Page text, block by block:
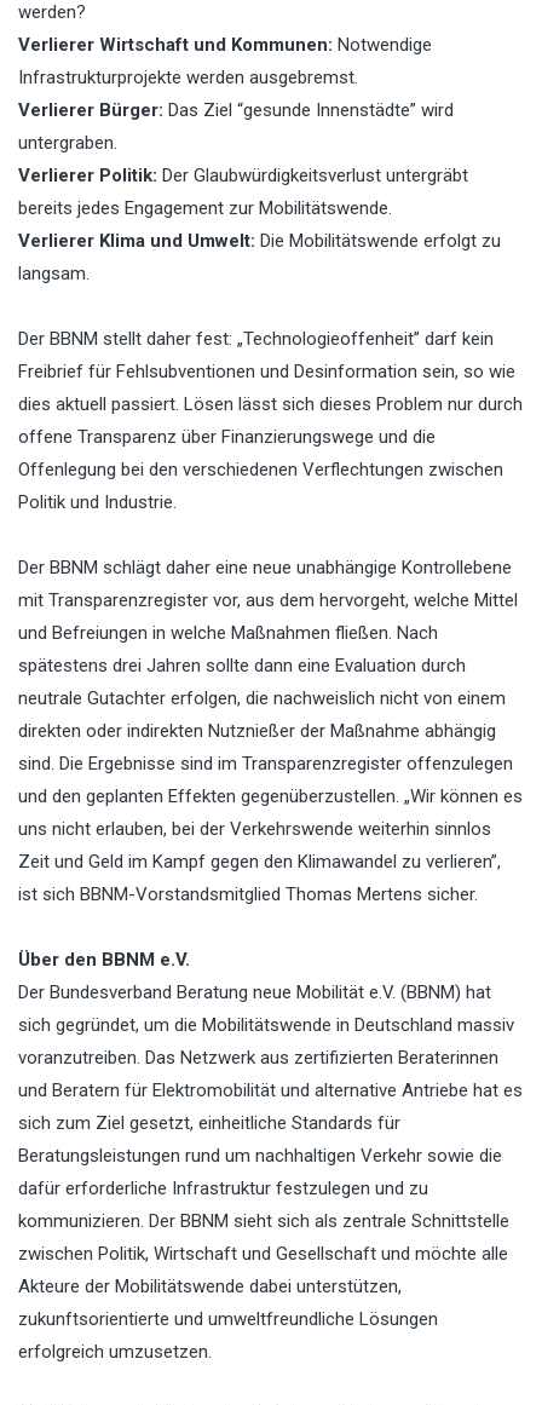
werden?
Verlierer Wirtschaft und Kommunen: Notwendige
Infrastrukturprojekte werden ausgebremst.
Verlierer Bürger: Das Ziel “gesunde Innenstädte” wird
untergraben.
Verlierer Politik: Der Glaubwürdigkeitsverlust untergräbt
bereits jedes Engagement zur Mobilitätswende.
Verlierer Klima und Umwelt: Die Mobilitätswende erfolgt zu
langsam.
Der BBNM stellt daher fest: „Technologieoffenheit” darf kein
Freibrief für Fehlsubventionen und Desinformation sein, so wie
dies aktuell passiert. Lösen lässt sich dieses Problem nur durch
offene Transparenz über Finanzierungswege und die
Offenlegung bei den verschiedenen Verflechtungen zwischen
Politik und Industrie.
Der BBNM schlägt daher eine neue unabhängige Kontrollebene
mit Transparenzregister vor, aus dem hervorgeht, welche Mittel
und Befreiungen in welche Maßnahmen fließen. Nach
spätestens drei Jahren sollte dann eine Evaluation durch
neutrale Gutachter erfolgen, die nachweislich nicht von einem
direkten oder indirekten Nutznießer der Maßnahme abhängig
sind. Die Ergebnisse sind im Transparenzregister offenzulegen
und den geplanten Effekten gegenüberzustellen. „Wir können es
uns nicht erlauben, bei der Verkehrswende weiterhin sinnlos
Zeit und Geld im Kampf gegen den Klimawandel zu verlieren”,
ist sich BBNM-Vorstandsmitglied Thomas Mertens sicher.
Über den BBNM e.V.
Der Bundesverband Beratung neue Mobilität e.V. (BBNM) hat
sich gegründet, um die Mobilitätswende in Deutschland massiv
voranzutreiben. Das Netzwerk aus zertifizierten Beraterinnen
und Beratern für Elektromobilität und alternative Antriebe hat es
sich zum Ziel gesetzt, einheitliche Standards für
Beratungsleistungen rund um nachhaltigen Verkehr sowie die
dafür erforderliche Infrastruktur festzulegen und zu
kommunizieren. Der BBNM sieht sich als zentrale Schnittstelle
zwischen Politik, Wirtschaft und Gesellschaft und möchte alle
Akteure der Mobilitätswende dabei unterstützen,
zukunftsorientierte und umweltfreundliche Lösungen
erfolgreich umzusetzen.